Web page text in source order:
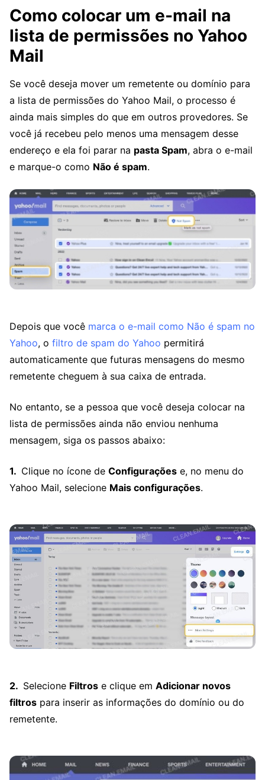
Como colocar um e-mail na
lista de permissões no Yahoo
Mail
Se você deseja mover um remetente ou domínio para
a lista de permissões do Yahoo Mail, o processo é
ainda mais simples do que em outros provedores. Se
você já recebeu pelo menos uma mensagem desse
endereço e ela foi parar na pasta Spam, abra o e-mail
e marque-o como Não é spam.
Depois que você marca o e-mail como Não é spam no
Yahoo, o filtro de spam do Yahoo permitirá
automaticamente que futuras mensagens do mesmo
remetente cheguem à sua caixa de entrada.
No entanto, se a pessoa que você deseja colocar na
lista de permissões ainda não enviou nenhuma
mensagem, siga os passos abaixo:
Clique no ícone de Configurações e, no menu do
Yahoo Mail, selecione Mais configurações.
Selecione Filtros e clique em Adicionar novos
filtros para inserir as informações do domínio ou do
remetente.